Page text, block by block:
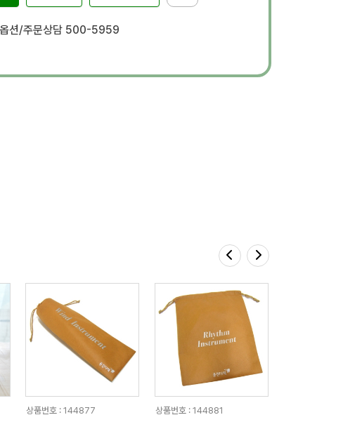
옵션/주문상담 500-5959
상품번호 : 144877
상품번호 : 144881